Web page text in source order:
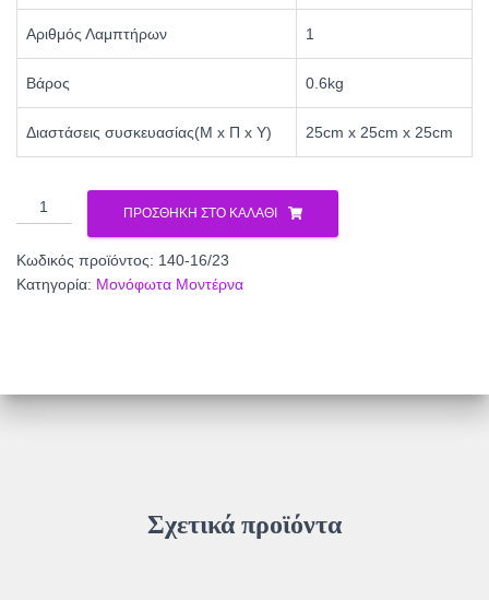
Αριθμός Λαμπτήρων 1
Βάρος 0.6kg
Διαστάσεις συσκευασίας(Μ x Π x Υ) 25cm x 25cm x 25cm
ΜΟΝΟΦΩΤΟ
ΑΛΟΥΜΙΝΙΟΥ
ποσότητα
ΠΡΟΣΘΉΚΗ ΣΤΟ ΚΑΛΆΘΙ
Κωδικός προϊόντος: 140-16/23
Κατηγορία: Μονόφωτα Μοντέρνα
Σχετικά προϊόντα